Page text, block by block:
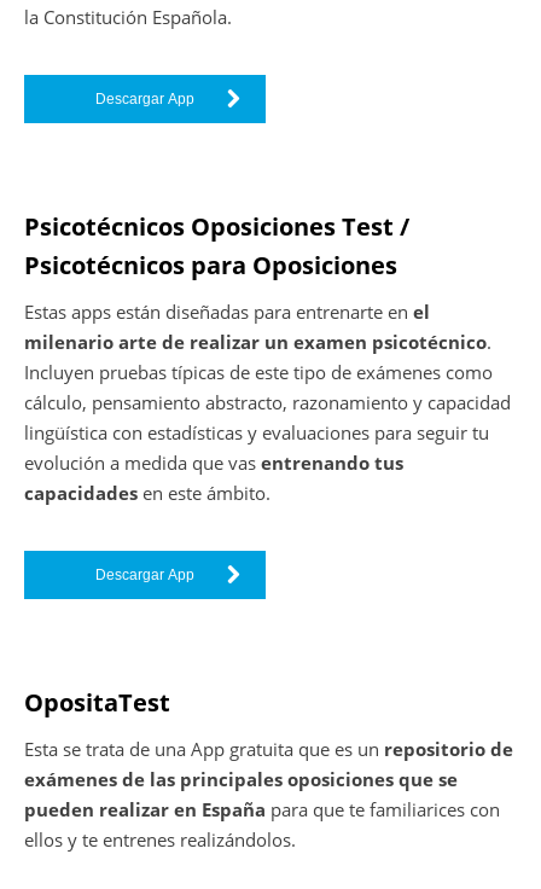
la Constitución Española.
Descargar App
Psicotécnicos Oposiciones Test /
Psicotécnicos para Oposiciones
Estas apps están diseñadas para entrenarte en el
milenario arte de realizar un examen psicotécnico.
Incluyen pruebas típicas de este tipo de exámenes como
cálculo, pensamiento abstracto, razonamiento y capacidad
lingüística con estadísticas y evaluaciones para seguir tu
evolución a medida que vas entrenando tus
capacidades en este ámbito.
Descargar App
OpositaTest
Esta se trata de una App gratuita que es un repositorio de
exámenes de las principales oposiciones que se
pueden realizar en España para que te familiarices con
ellos y te entrenes realizándolos.